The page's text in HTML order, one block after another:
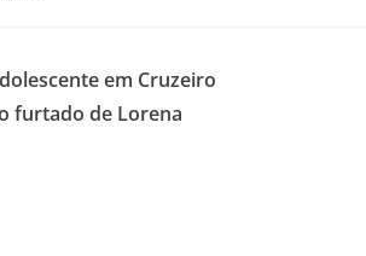
em Cruzeiro
furtado de Lorena